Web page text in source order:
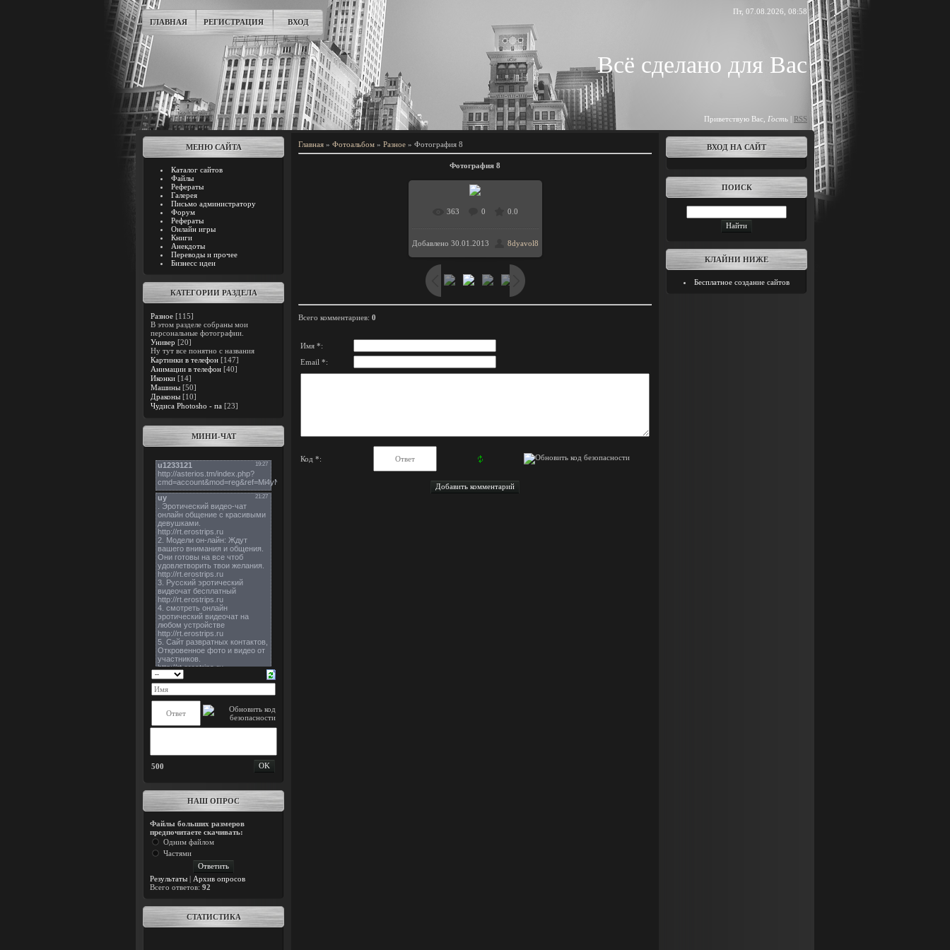
ГЛАВНАЯ РЕГИСТРАЦИЯ ВХОД
Пт, 07.08.2026, 08:58
Всё сделано для Вас
Приветствую Вас Гость | RSS
МЕНЮ САЙТА
Каталог сайтов
Файлы
Рефераты
Галерея
Письмо администратору
Форум
Рефераты
Онлайн игры
Книги
Анекдоты
Переводы и прочее
Бизнесс идеи
КАТЕГОРИИ РАЗДЕЛА
Разное [115]
В этом разделе собраны мои
персональные фотографии.
Универ [20]
Ну тут все понятно с названия
Картинки в телефон [147]
Анимации в телефон [40]
Иконки [14]
Машины [50]
Драконы [10]
Чудиса Photosho - па [23]
МИНИ-ЧАТ
500
НАШ ОПРОС
Файлы больших размеров
предпочитаете скачивать:
Одним файлом
Частями
Результаты | Архив опросов
Всего ответов: 92
СТАТИСТИКА
Главная » Фотоальбом » Разное » Фотография 8
Фотография 8
В реальном размере
586x293/ 47.0Kb
363 0 0.0
Добавлено 30.01.2013 8dyavol8
Всего комментариев: 0
Имя *:
Email *:
Код *:
ВХОД НА САЙТ
ПОИСК
КЛАЙНИ НИЖЕ
Бесплатное создание сайтов